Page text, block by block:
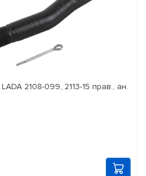
2108-099, 2113-15 прав., ан.